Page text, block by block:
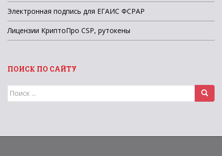
Электронная подпись для ЕГАИС ФСРАР
Лицензии КриптоПро CSP, рутокены
ПОИСК ПО САЙТУ
Поиск
для: